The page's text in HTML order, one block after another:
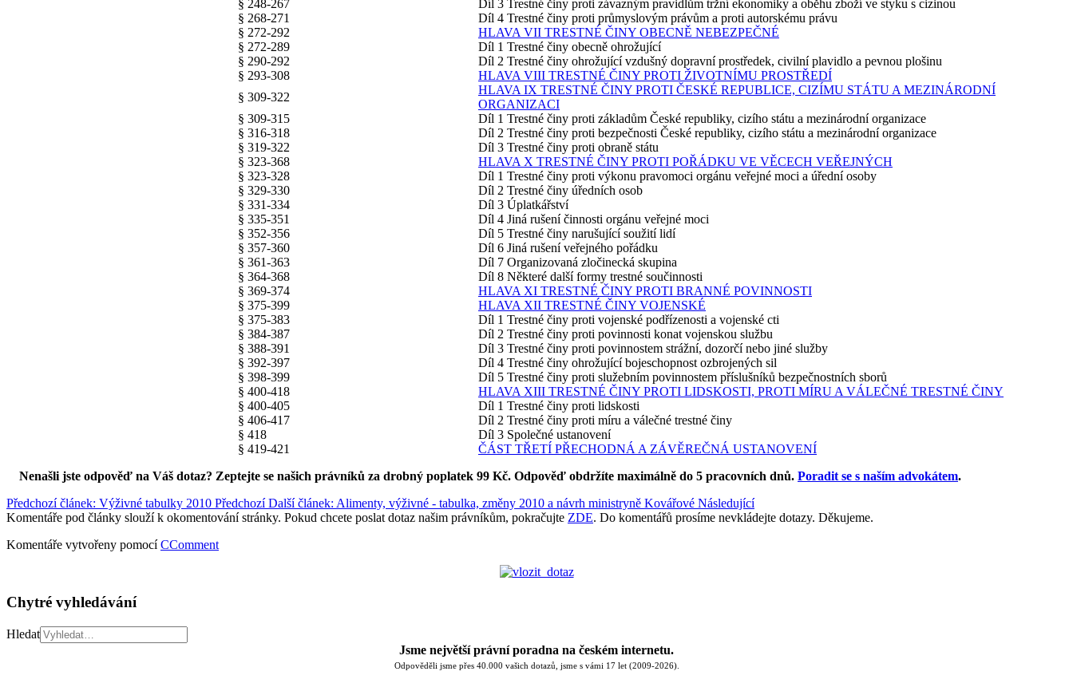
§ 248-267
Díl 3 Trestné činy proti závazným pravidlům tržní ekonomiky a oběhu zboží ve styku s cizinou
§ 268-271
Díl 4 Trestné činy proti průmyslovým právům a proti autorskému právu
§ 272-292
HLAVA VII TRESTNÉ ČINY OBECNĚ NEBEZPEČNÉ
§ 272-289
Díl 1 Trestné činy obecně ohrožující
§ 290-292
Díl 2 Trestné činy ohrožující vzdušný dopravní prostředek, civilní plavidlo a pevnou plošinu
§ 293-308
HLAVA VIII TRESTNÉ ČINY PROTI ŽIVOTNÍMU PROSTŘEDÍ
§ 309-322
HLAVA IX TRESTNÉ ČINY PROTI ČESKÉ REPUBLICE, CIZÍMU STÁTU A MEZINÁRODNÍ
ORGANIZACI
§ 309-315
Díl 1 Trestné činy proti základům České republiky, cizího státu a mezinárodní organizace
§ 316-318
Díl 2 Trestné činy proti bezpečnosti České republiky, cizího státu a mezinárodní organizace
§ 319-322
Díl 3 Trestné činy proti obraně státu
§ 323-368
HLAVA X TRESTNÉ ČINY PROTI POŘÁDKU VE VĚCECH VEŘEJNÝCH
§ 323-328
Díl 1 Trestné činy proti výkonu pravomoci orgánu veřejné moci a úřední osoby
§ 329-330
Díl 2 Trestné činy úředních osob
§ 331-334
Díl 3 Úplatkářství
§ 335-351
Díl 4 Jiná rušení činnosti orgánu veřejné moci
§ 352-356
Díl 5 Trestné činy narušující soužití lidí
§ 357-360
Díl 6 Jiná rušení veřejného pořádku
§ 361-363
Díl 7 Organizovaná zločinecká skupina
§ 364-368
Díl 8 Některé další formy trestné součinnosti
§ 369-374
HLAVA XI TRESTNÉ ČINY PROTI BRANNÉ POVINNOSTI
§ 375-399
HLAVA XII TRESTNÉ ČINY VOJENSKÉ
§ 375-383
Díl 1 Trestné činy proti vojenské podřízenosti a vojenské cti
§ 384-387
Díl 2 Trestné činy proti povinnosti konat vojenskou službu
§ 388-391
Díl 3 Trestné činy proti povinnostem strážní, dozorčí nebo jiné služby
§ 392-397
Díl 4 Trestné činy ohrožující bojeschopnost ozbrojených sil
§ 398-399
Díl 5 Trestné činy proti služebním povinnostem příslušníků bezpečnostních sborů
§ 400-418
HLAVA XIII TRESTNÉ ČINY PROTI LIDSKOSTI, PROTI MÍRU A VÁLEČNÉ TRESTNÉ ČINY
§ 400-405
Díl 1 Trestné činy proti lidskosti
§ 406-417
Díl 2 Trestné činy proti míru a válečné trestné činy
§ 418
Díl 3 Společné ustanovení
§ 419-421
ČÁST TŘETÍ PŘECHODNÁ A ZÁVĚREČNÁ USTANOVENÍ
Nenašli jste odpověď na Váš dotaz? Zeptejte se našich právníků za drobný poplatek 99 Kč. Odpověď obdržíte maximálně do 5 pracovních dnů. Poradit se s naším advokátem.
Předchozí článek: Výživné tabulky 2010 Předchozí Další článek: Alimenty, výživné - tabulka, změny 2010 a návrh ministryně Kovářové Následující
Komentáře pod články slouží k okomentování stránky. Pokud chcete poslat dotaz našim právníkům, pokračujte ZDE. Do komentářů prosíme nevkládejte dotazy. Děkujeme.
Komentáře vytvořeny pomocíCComment
Chytré vyhledávání
Hledat
Jsme největší právní poradna na českém internetu.
Odpověděli jsme přes 40.000 vašich dotazů, jsme s vámi 17 let (2009-2026).